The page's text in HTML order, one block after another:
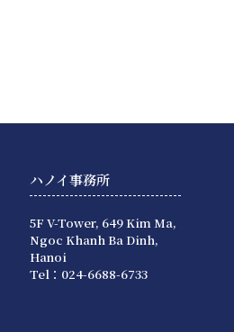
ハノイ事務所
5F V-Tower, 649 Kim Ma,
Ngoc Khanh Ba Dinh,
Hanoi
Tel：024-6688-6733